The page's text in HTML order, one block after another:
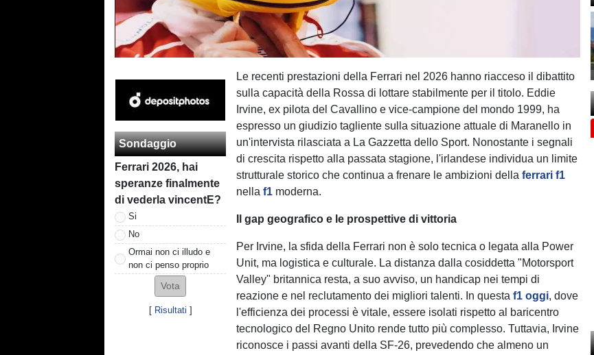
Sondaggio
Ferrari 2026, hai
speranze finalmente
di vederla vincentE?
Si
No
Ormai non ci illudo e
non ci penso proprio
[ Risultati ]
Le recenti prestazioni della Ferrari nel 2026 hanno riacceso il dibattito
sulla capacità della Rossa di lottare stabilmente per il titolo. Eddie
Irvine, ex pilota del Cavallino e vice-campione del mondo 1999, ha
espresso un giudizio tagliente sulla situazione attuale di Maranello in
un'intervista rilasciata a La Gazzetta dello Sport. Nonostante i segnali
di crescita rispetto alla passata stagione, l'irlandese individua un limite
strutturale storico che continua a frenare le ambizioni dellaferrari f1
nellaf1 moderna.
Il gap geografico e le prospettive di vittoria
Per Irvine, la sfida della Ferrari non è solo tecnica o legata alla Power
Unit, ma logistica e culturale. La distanza dalla cosiddetta "Motorsport
Valley" britannica resta, a suo avviso, un handicap nei tempi di
reazione e nel reclutamento dei migliori talenti. In questaf1 oggi, dove
l'efficienza dei processi è vitale, essere isolati rispetto al baricentro
tecnologico del Regno Unito rende tutto più complesso. Tuttavia, Irvine
riconosce i passi avanti della SF-26, prevedendo che almeno un